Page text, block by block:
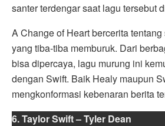
santer terdengar saat lagu tersebut
A Change of Heart bercerita
yang tiba-tiba memburuk. Dari
bisa dipercaya, lagu murung ini
dengan Swift. Baik Healy maupun
mengkonformasi kebenaran berita
6. Taylor Swift – Tyler Dean